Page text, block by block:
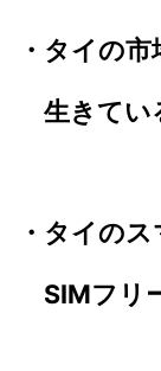
・タイの
生きてい
・タイの
SIMフリ